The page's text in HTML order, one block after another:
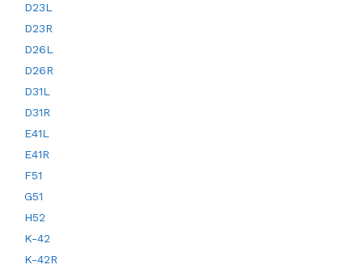
D23L
D23R
D26L
D26R
D31L
D31R
E41L
E41R
F51
G51
H52
K-42
K-42R